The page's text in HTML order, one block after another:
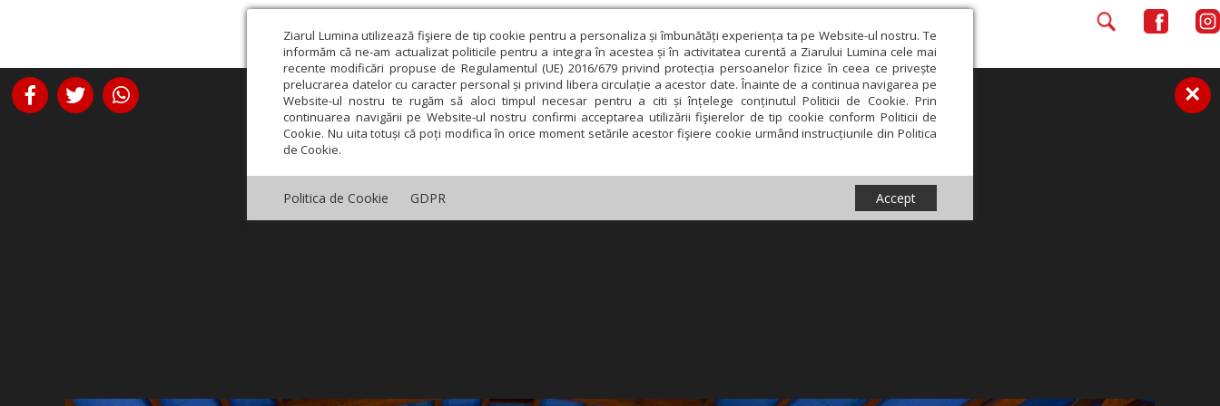
Ziarul Lumina utilizează fişiere de tip cookie pentru a personaliza și îmbunătăți experiența ta pe Website-ul nostru. Te
informăm că ne-am actualizat politicile pentru a integra în acestea și în activitatea curentă a Ziarului Lumina cele mai
recente modificări propuse de Regulamentul (UE) 2016/679 privind protecția persoanelor fizice în ceea ce privește
prelucrarea datelor cu caracter personal și privind libera circulație a acestor date. Înainte de a continua navigarea pe
Website-ul nostru te rugăm să aloci timpul necesar pentru a citi și înțelege conținutul Politicii de Cookie. Prin
continuarea navigării pe Website-ul nostru confirmi acceptarea utilizării fişierelor de tip cookie conform Politicii de
Cookie. Nu uita totuși că poți modifica în orice moment setările acestor fişiere cookie urmând instrucțiunile din Politica
de Cookie.
Politica de Cookie GDPR Accept
×